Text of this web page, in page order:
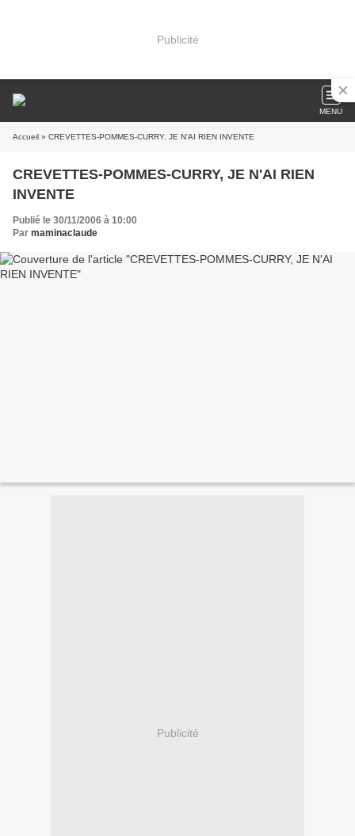
Publicité
MENU
Accueil » CREVETTES-POMMES-CURRY, JE N'AI RIEN INVENTE
CREVETTES-POMMES-CURRY, JE N'AI RIEN
INVENTE
Publié le 30/11/2006 à 10:00
Par maminaclaude
Publicité